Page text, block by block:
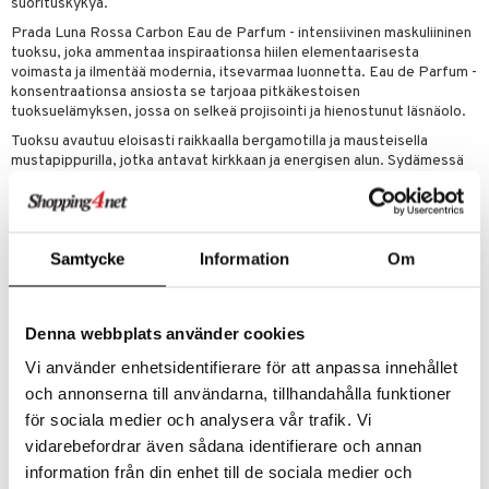
Samtycke Information Om
Denna webbplats använder cookies
Vi använder enhetsidentifierare för att anpassa innehållet
och annonserna till användarna, tillhandahålla funktioner
för sociala medier och analysera vår trafik. Vi
vidarebefordrar även sådana identifierare och annan
information från din enhet till de sociala medier och
suorituskykyä.
Prada Luna Rossa Carbon Eau de Parfum - intensiivinen maskuliininen
tuoksu, joka ammentaa inspiraationsa hiilen elementaarisesta
voimasta ja ilmentää modernia, itsevarmaa luonnetta. Eau de Parfum -
konsentraationsa ansiosta se tarjoaa pitkäkestoisen
tuoksuelämyksen, jossa on selkeä projisointi ja hienostunut läsnäolo.
Tuoksu avautuu eloisasti raikkaalla bergamotilla ja mausteisella
mustapippurilla, jotka antavat kirkkaan ja energisen alun. Sydämessä
elegantin ja lähes kliinisen puhtaan raikkauden. Pohja on syvä ja
Parhaiten levitetään pulssipisteisiin ilman hankausta, jotta tuoksun
rakenne ja kehitys säilyvät. Täytettävä pullo yhdistää
Tuloksena on tuoksuelämys, joka on rakennettu kontrasteille –
täydellinen tasapaino luonnollisen raikkauden ja tumman intensiteetin
välillä miehille, jotka uskaltavat mennä normien ulkopuolelle.
Luna Rossa Carbon Eau de Parfum on täytettävä, mikä vähentää
pakkausjätettä. Ostamalla 150 ml täyttöpakkauksen kolmen 50 ml
pullon sijaan säästät 75 % lasia, 100 % metalleja, 65 % muovia ja 70 %
kartonkia.